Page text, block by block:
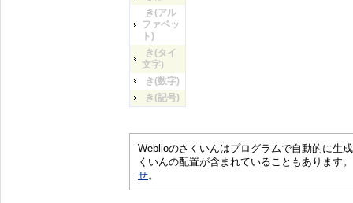
き(アル
ファベッ
ト)
き(タイ
文字)
き(数字)
き(記号)
Weblioのさくいんはプログラムで自動的に生
くいんの配置が含まれていることもあります
せ。